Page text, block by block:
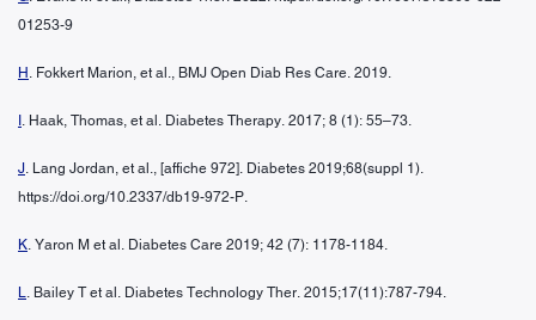
01253-9
H . Fokkert Marion, et al., BMJ Open Diab Res Care. 2019.
. Haak, Thomas, et al. Diabetes Therapy. 2017; 8 (1): 55–73.
J. Lang Jordan, et al., [affiche 972]. Diabetes 2019;68(suppl 1).
https://doi.org/10.2337/db19-972-P.
K. Yaron M et al. Diabetes Care 2019; 42 (7): 1178-1184.
L. Bailey T et al. Diabetes Technology Ther. 2015;17(11):787-794.